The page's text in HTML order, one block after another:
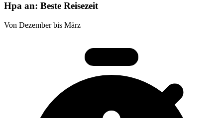
Hpa an: Beste Reisezeit
Von Dezember bis März